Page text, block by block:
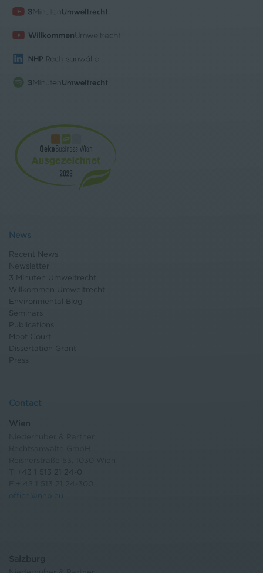
News
Recent News
Newsletter
3 Minuten Umweltrecht
Willkommen Umweltrecht
Environmental Blog
Seminars
Publications
Moot Court
Dissertation Grant
Press
Contact
Wien
+43 1 513 21 24-0
office@nhp.eu